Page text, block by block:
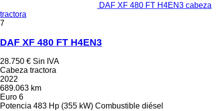
DAF XF 480 FT H4EN3 cabeza
tractora
7
DAF XF 480 FT H4EN3
28.750 € Sin IVA
Cabeza tractora
2022
689.063 km
Euro 6
Potencia 483 Hp (355 kW) Combustible diésel